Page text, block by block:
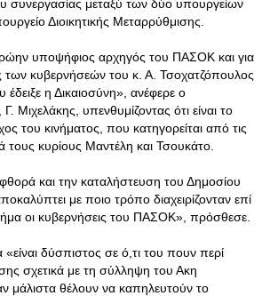
συνεργασίας μεταξύ των δύο υπουργείων
Διοικητικής Μεταρρύθμισης.
υποψήφιος αρχηγός του ΠΑΣΟΚ και για
των κυβερνήσεών του κ. Α. Τσοχατζόπουλος
η Δικαιοσύνη», ανέφερε ο
υπενθυμίζοντας ότι είναι το
του κινήματος, που κατηγορείται από τις
τους κυρίους Μαντέλη και Τσουκάτο.
και την καταλήστευση του Δημοσίου
με ποιο τρόπο διαχειρίζονταν επί
οι κυβερνήσεις του ΠΑΣΟΚ», πρόσθεσε.
δύσπιστος σε ό,τι του πουν περί
σχετικά με τη σύλληψη του Ακη
μάλιστα θέλουν να καπηλευτούν το